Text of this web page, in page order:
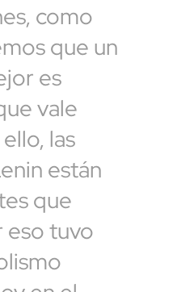
como
que un
es
vale
las
están
que
eso tuvo